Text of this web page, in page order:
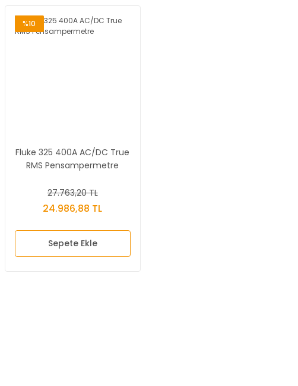
%10
Fluke 325 400A AC/DC True
RMS Pensampermetre
27.763,20 TL
24.986,88 TL
Sepete Ekle